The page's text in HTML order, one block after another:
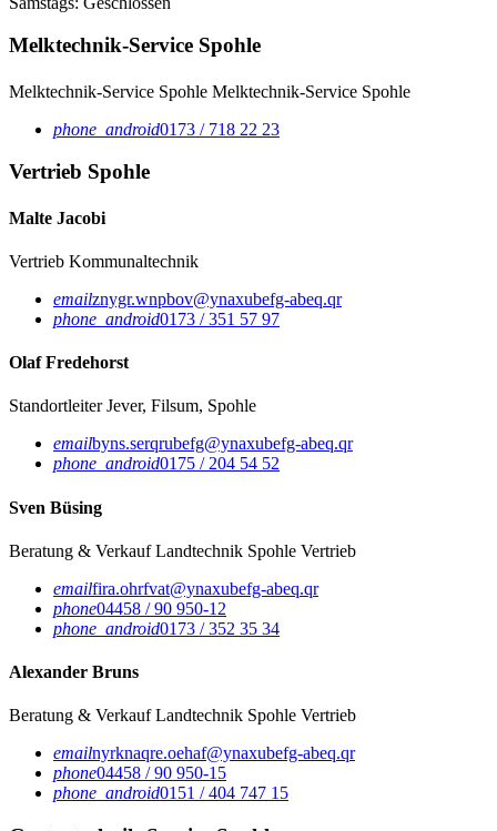
Melktechnik-Service Spohle
Melktechnik-Service Spohle Melktechnik-Service Spohle
phone_android0173 / 718 22 23
Vertrieb Spohle
Malte Jacobi
Vertrieb Kommunaltechnik
emailznygr.wnpbov@ynaxubefg-abeq.qr
phone_android0173 / 351 57 97
Olaf Fredehorst
Standortleiter Jever, Filsum, Spohle
emailbyns.serqrubefg@ynaxubefg-abeq.qr
phone_android0175 / 204 54 52
Sven Büsing
Beratung & Verkauf Landtechnik Spohle Vertrieb
emailfira.ohrfvat@ynaxubefg-abeq.qr
phone04458 / 90 950-12
phone_android0173 / 352 35 34
Alexander Bruns
Beratung & Verkauf Landtechnik Spohle Vertrieb
emailnyrknaqre.oehaf@ynaxubefg-abeq.qr
phone04458 / 90 950-15
phone_android0151 / 404 747 15